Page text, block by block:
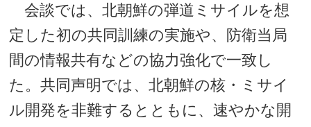
会談では、北朝鮮の弾道ミサイルを想
定した初の共同訓練の実施や、防衛当局
間の情報共有などの協力強化で一致し
た。共同声明では、北朝鮮の核・ミサイ
ル開発を非難するとともに、速やかな開